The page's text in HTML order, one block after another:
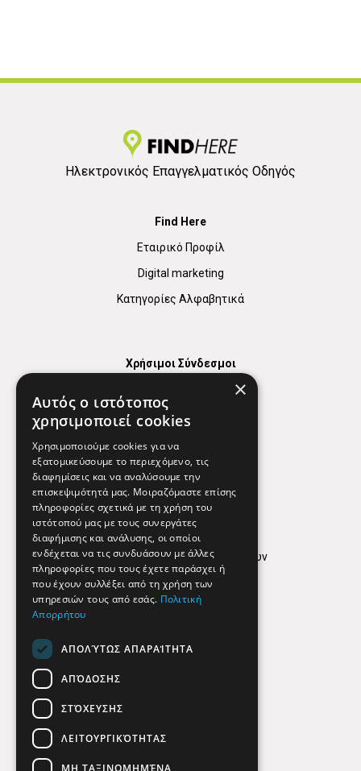
Ηλεκτρονικός Επαγγελματικός Οδηγός
Find Here
Εταιρικό Προφίλ
Digital marketing
Κατηγορίες Αλφαβητικά
Χρήσιμοι Σύνδεσμοι
Χρήσιμα Τηλέφωνα
Εφημερεύοντα Φαρμακεία
Απόρρητο
Όροι Χρήσης
Πολιτική προστασίας δεδομένων
Findhere
Social Media
×
Αυτός ο ιστότοπος
χρησιμοποιεί cookies
Χρησιμοποιούμε cookies για να
εξατομικεύσουμε το περιεχόμενο, τις
διαφημίσεις και να αναλύσουμε την
επισκεψιμότητά μας. Μοιραζόμαστε επίσης
πληροφορίες σχετικά με τη χρήση του
ιστότοπού μας με τους συνεργάτες
διαφήμισης και ανάλυσης, οι οποίοι
ενδέχεται να τις συνδυάσουν με άλλες
πληροφορίες που τους έχετε παράσχει ή
που έχουν συλλέξει από τη χρήση των
υπηρεσιών τους από εσάς. Πολιτική
Απορρήτου
ΑΠΟΛΎΤΩΣ ΑΠΑΡΑΊΤΗΤΑ
ΑΠΌΔΟΣΗΣ
ΣΤΌΧΕΥΣΗΣ
ΛΕΙΤΟΥΡΓΙΚΌΤΗΤΑΣ
ΜΗ ΤΑΞΙΝΟΜΗΜΈΝΑ